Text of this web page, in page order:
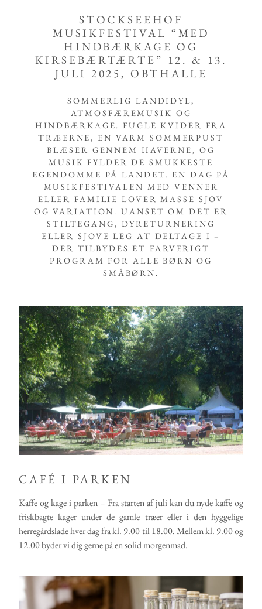
STOCKSEEHOF
MUSIKFESTIVAL “MED
HINDBÆRKAGE OG
KIRSEBÆRTÆRTE” 12. & 13.
JULI 2025, OBTHALLE
SOMMERLIG LANDIDYL,
ATMOSFÆREMUSIK OG
HINDBÆRKAGE. FUGLE KVIDER FRA
TRÆERNE, EN VARM SOMMERPUST
BLÆSER GENNEM HAVERNE, OG
MUSIK FYLDER DE SMUKKESTE
EGENDOMME PÅ LANDET. EN DAG PÅ
MUSIKFESTIVALEN MED VENNER
ELLER FAMILIE LOVER MASSE SJOV
OG VARIATION. UANSET OM DET ER
STILTEGANG, DYRETURNERING
ELLER SJOVE LEG AT DELTAGE I –
DER TILBYDES ET FARVERIGT
PROGRAM FOR ALLE BØRN OG
SMÅBØRN.
CAFÉ I PARKEN
Kaffe og kage i parken – Fra starten af juli kan du nyde kaffe og
friskbagte kager under de gamle træer eller i den hyggelige
herregårdslade hver dag fra kl. 9.00 til 18.00. Mellem kl. 9.00 og
12.00 byder vi dig gerne på en solid morgenmad.